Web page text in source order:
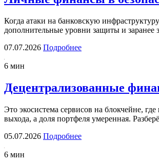
Когда атаки на банковскую
дополнительные уровни защиты и заранее
07.07.2026 Подробнее
6 мин
Децентрализованные
Это экосистема сервисов на блокчейне,
выхода, а доля портфеля умеренная.
05.07.2026 Подробнее
6 мин